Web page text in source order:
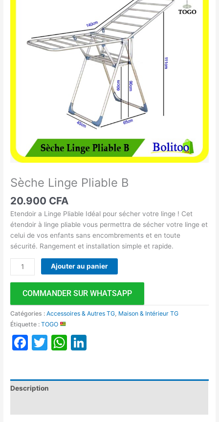
Sèche Linge Pliable B
20.900 CFA
Etendoir a Linge Pliable Idéal pour sécher votre linge ! Cet
étendoir à linge pliable vous permettra de sécher votre linge et
celui de vos enfants sans encombrements et en toute
sécurité. Rangement et installation simple et rapide.
Ajouter au panier
COMMANDER SUR WHATSAPP
Catégories :Accessoires & Autres TG Maison & Intérieur TG
Étiquette :TOGO
Facebook
TwitterWhatsApp
Description